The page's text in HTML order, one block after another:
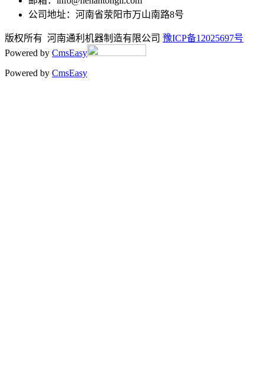
公司地址：河南省荥阳市万山南路8号
版权所有 河南通利机器制造有限公司 豫ICP备12025697号
Powered by CmsEasy
Powered by CmsEasy